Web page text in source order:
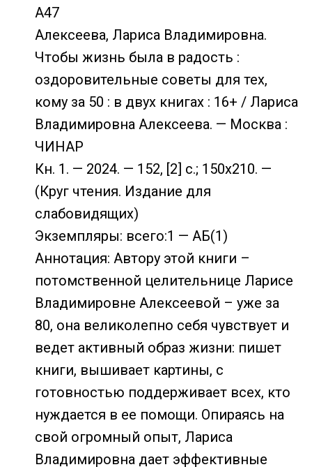
А47
Алексеева, Лариса Владимировна.
Чтобы жизнь была в радость :
оздоровительные советы для тех,
кому за 50 : в двух книгах : 16+ / Лариса
Владимировна Алексеева. — Москва :
ЧИНАР
Кн. 1. — 2024. — 152, [2] с.; 150х210. —
(Круг чтения. Издание для
слабовидящих)
Экземпляры: всего:1 — АБ(1)
Аннотация: Автору этой книги –
потомственной целительнице Ларисе
Владимировне Алексеевой – уже за
80, она великолепно себя чувствует и
ведет активный образ жизни: пишет
книги, вышивает картины, с
готовностью поддерживает всех, кто
нуждается в ее помощи. Опираясь на
свой огромный опыт, Лариса
Владимировна дает эффективные